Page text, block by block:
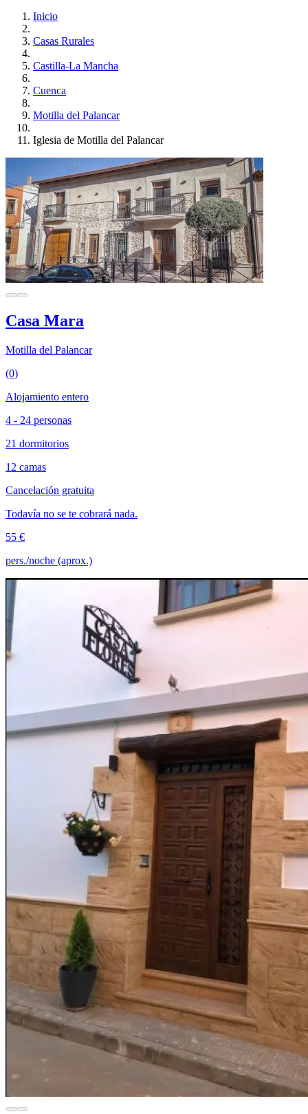
Inicio
Casas Rurales
Castilla-La Mancha
Cuenca
Motilla del Palancar
Iglesia de Motilla del Palancar
Casa Mara
Motilla del Palancar
(0)
Alojamiento entero
4 - 24 personas
21 dormitorios
12 camas
Cancelación gratuita
Todavía no se te cobrará nada.
55 €
pers./noche (aprox.)